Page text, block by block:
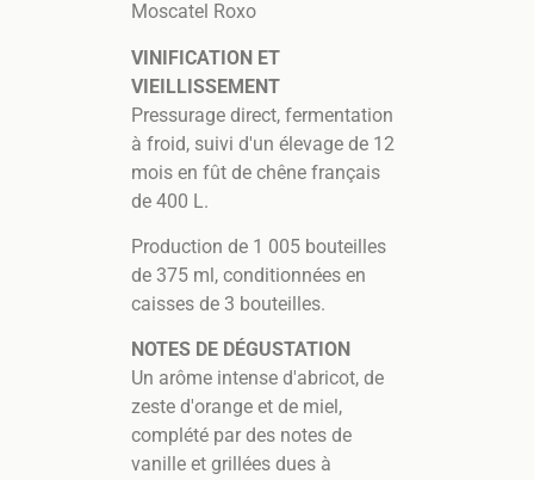
Moscatel Roxo
VINIFICATION ET
VIEILLISSEMENT
Pressurage direct, fermentation
à froid, suivi d'un élevage de 12
mois en fût de chêne français
de 400 L.
Production de 1 005 bouteilles
de 375 ml, conditionnées en
caisses de 3 bouteilles.
NOTES DE DÉGUSTATION
Un arôme intense d'abricot, de
zeste d'orange et de miel,
complété par des notes de
vanille et grillées dues à